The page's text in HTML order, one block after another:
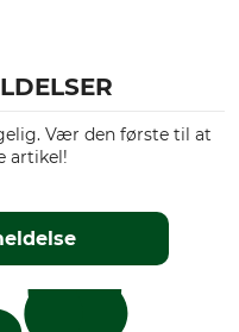
Vær den første til at
artikel!